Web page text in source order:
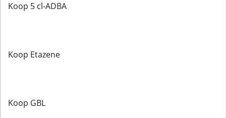
Koop 5 cl-ADBA
Koop Etazene
Koop GBL